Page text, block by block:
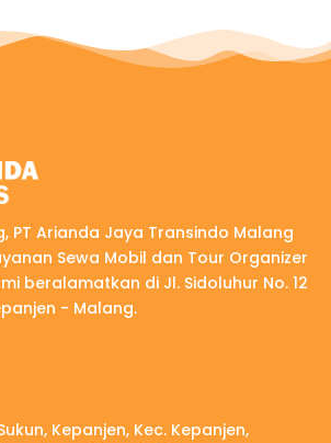
PT Arianda Jaya Transindo Malang
Sewa Mobil dan Tour Organizer
beralamatkan di Jl. Sidoluhur No. 12
- Malang.
Kepanjen, Kec. Kepanjen,